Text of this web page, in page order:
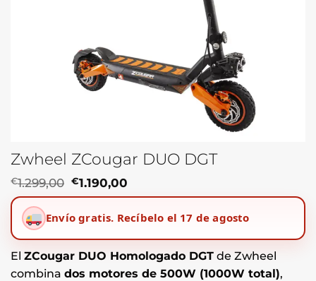
Zwheel ZCougar DUO DGT
€1.299,00 El
precio
era:
€1.190,00
precio
es:
Envío gratis. Recíbelo el 17 de agosto
El ZCougar DUO Homologado DGT de Zwheel
combina dos motores de 500W (1000W total),